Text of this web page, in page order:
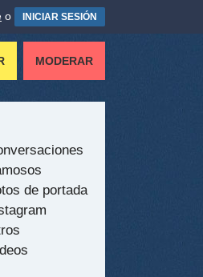
o INICIAR SESIÓN
MODERAR
de portada